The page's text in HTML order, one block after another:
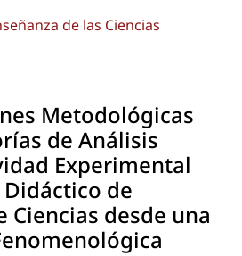
de las Ciencias
Metodológicas
de Análisis
Experimental
de
Ciencias desde una